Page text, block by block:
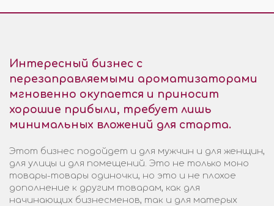
Интересный бизнес с
перезаправляемыми ароматизаторами
мгновенно окупается и приносит
хорошие прибыли, требует лишь
минимальных вложений для старта.
Этот бизнес подойдет и для мужчин и для женщин,
для улицы и для помещений. Это не только моно
товары-товары одиночки, но это и не плохое
дополнение к другим товарам, как для
начинающих бизнесменов, так и для матерых